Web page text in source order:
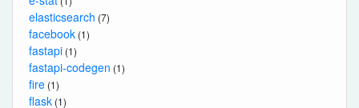
elasticsearch (7)
facebook (1)
fastapi (1)
fastapi-codegen (1)
fire (1)
flask (1)